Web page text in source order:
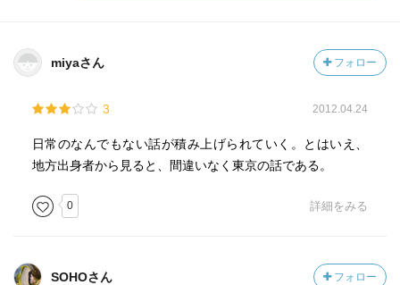
miyaさん フォロー
3 2012.04.24
日常のなんでもない話が積み上げられていく。とはいえ、
地方出身者から見ると、間違いなく東京の話である。
0 詳細をみる
SOHOさん フォロー